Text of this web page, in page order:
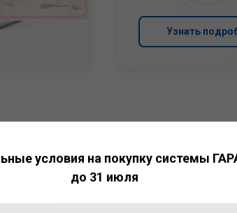
Узнать
условия на покупку системы
до 31 июля